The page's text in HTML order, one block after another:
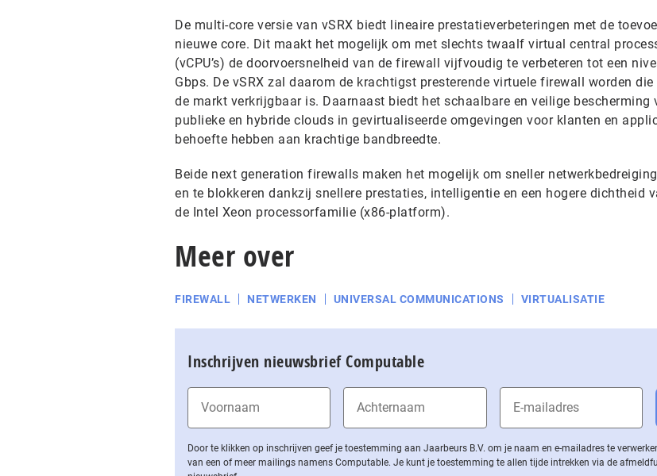
De multi-core versie van vSRX biedt lineaire prestatieverbeteringen met de
nieuwe core. Dit maakt het mogelijk om met slechts twaalf virtual central
(vCPU’s) de doorvoersnelheid van de firewall vijfvoudig te verbeteren tot een
Gbps. De vSRX zal daarom de krachtigst presterende virtuele firewall worden
de markt verkrijgbaar is. Daarnaast biedt het schaalbare en veilige bescherming
publieke en hybride clouds in gevirtualiseerde omgevingen voor klanten en
behoefte hebben aan krachtige bandbreedte.
Beide next generation firewalls maken het mogelijk om sneller
en te blokkeren dankzij snellere prestaties, intelligentie en een hogere dichtheid
de Intel Xeon processorfamilie (x86-platform).
Meer over
FIREWALL NETWERKEN UNIVERSAL COMMUNICATIONS VIRTUALISATIE
Inschrijven nieuwsbrief Computable
Door te klikken op inschrijven geef je toestemming aan Jaarbeurs B.V. om je naam en e-mailadres te
van een of meer mailings namens Computable. Je kunt je toestemming te allen tijde intrekken via de